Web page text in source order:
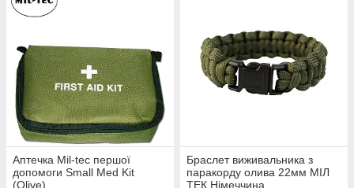
Аптечка Mil-tec першої
допомоги Small Med Kit
(Olive)
Браслет виживальника з
паракорду олива 22мм МІЛ
ТЕК Німеччина